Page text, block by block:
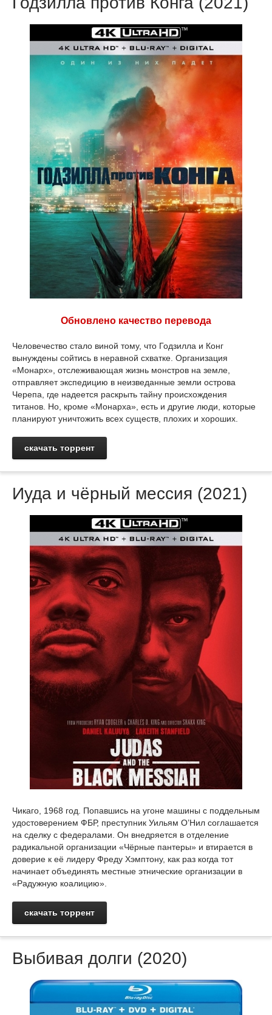
Обновлено качество перевода
Человечество стало виной тому, что Годзилла и Конг
вынуждены сойтись в неравной схватке. Организация
«Монарх», отслеживающая жизнь монстров на земле,
отправляет экспедицию в неизведанные земли острова
Черепа, где надеется раскрыть тайну происхождения
титанов. Но, кроме «Монарха», есть и другие люди, которые
планируют уничтожить всех существ, плохих и хороших.
скачать торрент
Иуда и чёрный мессия (2021)
Чикаго, 1968 год. Попавшись на угоне машины с поддельным
удостоверением ФБР, преступник Уильям О’Нил соглашается
на сделку с федералами. Он внедряется в отделение
радикальной организации «Чёрные пантеры» и втирается в
доверие к её лидеру Фреду Хэмптону, как раз когда тот
начинает объединять местные этнические организации в
«Радужную коалицию».
скачать торрент
Выбивая долги (2020)